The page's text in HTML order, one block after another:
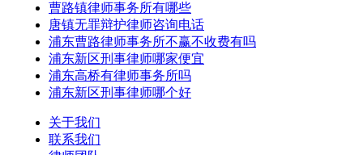
曹路镇律师事务所有哪些
唐镇无罪辩护律师咨询电话
浦东曹路律师事务所不赢不收费有吗
浦东新区刑事律师哪家便宜
浦东高桥有律师事务所吗
浦东新区刑事律师哪个好
关于我们
联系我们